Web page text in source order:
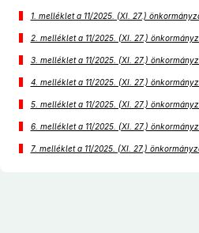
1. melléklet a 11/2025. (XI. 27.)
2. melléklet a 11/2025. (XI. 27.)
3. melléklet a 11/2025. (XI. 27.)
4. melléklet a 11/2025. (XI. 27.)
5. melléklet a 11/2025. (XI. 27.)
6. melléklet a 11/2025. (XI. 27.)
7. melléklet a 11/2025. (XI. 27.)